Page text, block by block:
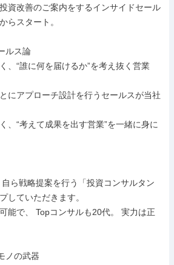
資改善のご案内をするインサイドセール
らスタート。
ルス論
、“誰に何を届けるか”を考え抜く営業
にアプローチ設計を行うセールスが当社
、“考えて成果を出す営業”を一緒に身に
ら戦略提案を行う「投資コンサルタン
していただきます。
能で、 Topコンサルも20代。 実力は正
ノの武器